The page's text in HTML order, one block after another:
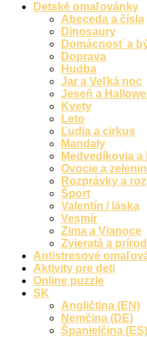
Detské omaľovánky
Abeceda a čísla
Dinosaury
Domácnosť a
Doprava
Hudba
Jar a Veľká noc
Jeseň a
Kvety
Leto
Ľudia a cirkus
Mandaly
Medvedíkovia
Ovocie a
Rozprávky a
Šport
Valentín / láska
Vesmír
Zima a Vianoce
Zvieratá a
Antistresové
Aktivity pre deti
Online puzzle
SK
Angličtina (EN)
Nemčina (DE)
Španielčina (ES)